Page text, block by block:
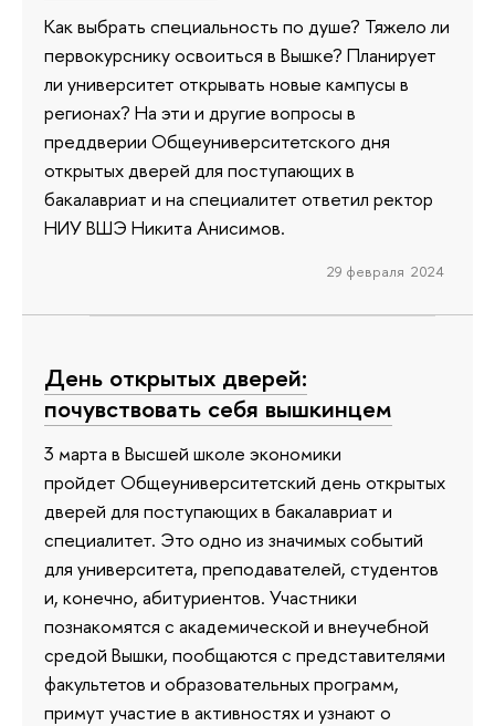
Как выбрать специальность по душе? Тяжело ли
первокурснику освоиться в Вышке? Планирует
ли университет открывать новые кампусы в
регионах? На эти и другие вопросы в
преддверии Общеуниверситетского дня
открытых дверей для поступающих в
бакалавриат и на специалитет ответил ректор
НИУ ВШЭ Никита Анисимов.
29 февраля 2024
День открытых дверей:
почувствовать себя вышкинцем
3 марта в Высшей школе экономики
пройдет Общеуниверситетский день открытых
дверей для поступающих в бакалавриат и
специалитет. Это одно из значимых событий
для университета, преподавателей, студентов
и, конечно, абитуриентов. Участники
познакомятся с академической и внеучебной
средой Вышки, пообщаются с представителями
факультетов и образовательных программ,
примут участие в активностях и узнают о